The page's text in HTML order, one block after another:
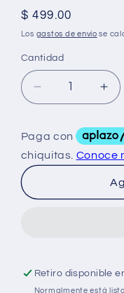
Precio
habitual
$ 499.00
Los gastos de envío se
Cantidad
Reducir
cantidad
Raw
Signal
90
90
Retiro disponible
Normalmente está